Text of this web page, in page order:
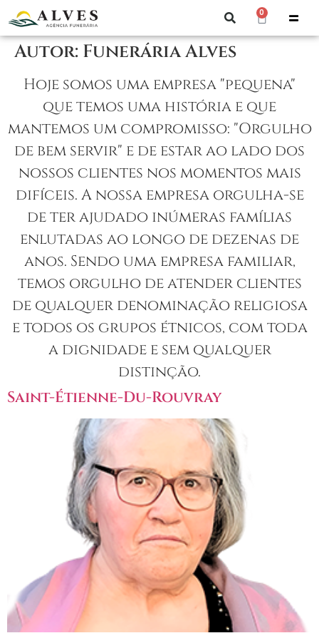
0
Autor: Funerária Alves
Hoje somos uma empresa "pequena"
que temos uma história e que
mantemos um compromisso: "Orgulho
de bem servir" e de estar ao lado dos
nossos clientes nos momentos mais
difíceis. A nossa empresa orgulha-se
de ter ajudado inúmeras famílias
enlutadas ao longo de dezenas de
anos. Sendo uma empresa familiar,
temos orgulho de atender clientes
de qualquer denominação religiosa
e todos os grupos étnicos, com toda
a dignidade e sem qualquer
distinção.
Saint-Étienne-Du-Rouvray